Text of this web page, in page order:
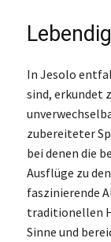
In Jesolo
sind, erkundet
zubereiteter
bei denen die
Ausflüge zu
faszinierende
traditionellen
Sinne und